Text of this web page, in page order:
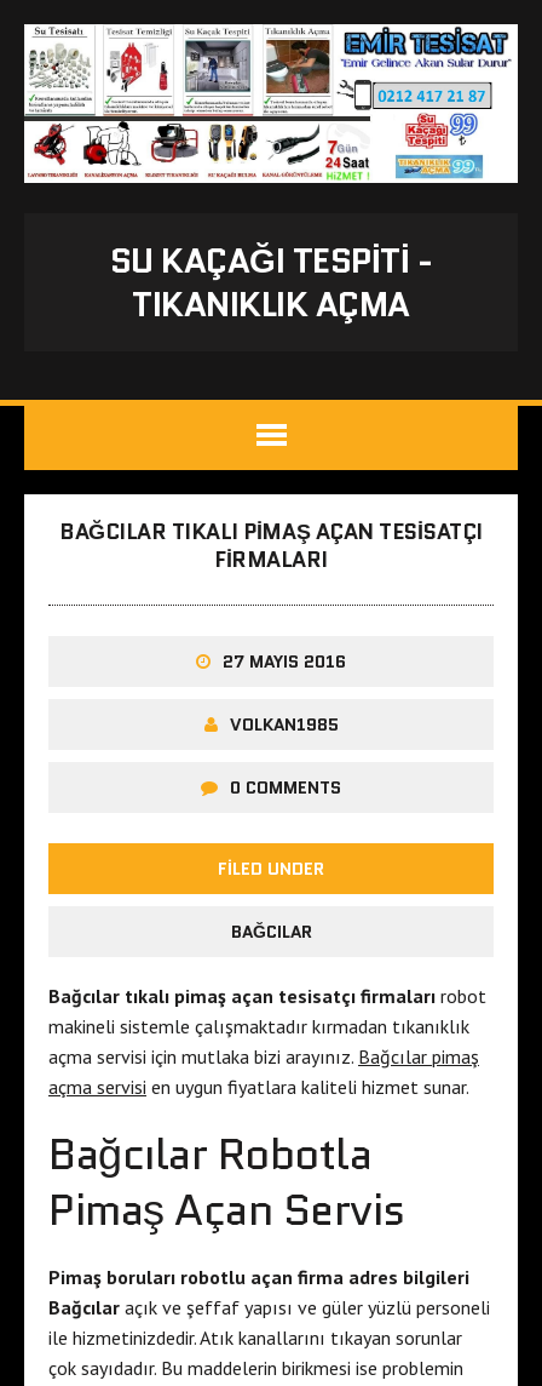
SU KAÇAĞI TESPITI -
TIKANIKLIK AÇMA
BAĞCILAR TIKALI PIMAŞ AÇAN TESISATÇI
FIRMALARI
27 MAYIS 2016
VOLKAN1985
0 COMMENTS
FILED UNDER
BAĞCILAR
Bağcılar tıkalı pimaş açan tesisatçı firmaları robot
makineli sistemle çalışmaktadır kırmadan tıkanıklık
açma servisi için mutlaka bizi arayınız. Bağcılar pimaş
açma servisi en uygun fiyatlara kaliteli hizmet sunar.
Bağcılar Robotla
Pimaş Açan Servis
Pimaş boruları robotlu açan firma adres bilgileri
Bağcılar açık ve şeffaf yapısı ve güler yüzlü personeli
ile hizmetinizdedir. Atık kanallarını tıkayan sorunlar
çok sayıdadır. Bu maddelerin birikmesi ise problemin